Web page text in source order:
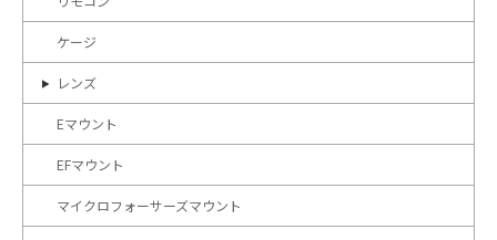
ケージ
レンズ
Eマウント
EFマウント
マイクロフォーサーズマウント